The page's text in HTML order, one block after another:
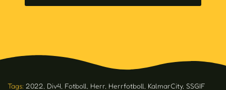
Tags: 2022, Div4, Fotboll, Herr, Herrfotboll, KalmarCity, SSGIF